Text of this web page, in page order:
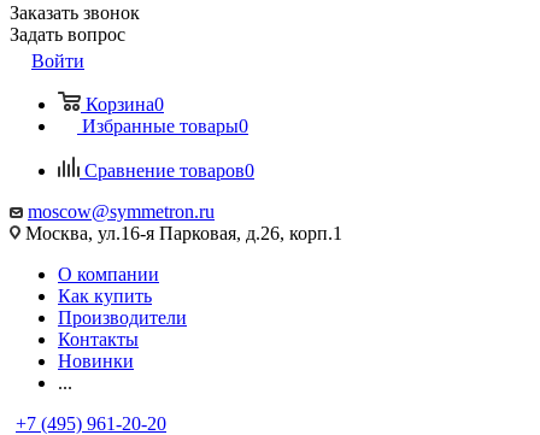
Заказать звонок
Задать вопрос
Войти
Корзина0
Избранные товары0
Сравнение товаров0
moscow@symmetron.ru
Москва, ул.16-я Парковая, д.26, корп.1
О компании
Как купить
Производители
Контакты
Новинки
...
+7 (495) 961-20-20